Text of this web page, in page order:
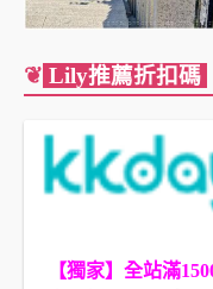
❦ Lily推薦折扣碼
【獨家】全站滿